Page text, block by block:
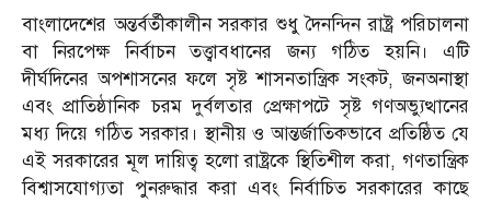
বাংলাদেশের অন্তর্বর্তীকালীন সরকার শুধু দৈনন্দিন রাষ্ট্র পরিচালনা
বা নিরপেক্ষ নির্বাচন তত্ত্বাবধানের জন্য গঠিত হয়নি। এটি
দীর্ঘদিনের অপশাসনের ফলে সৃষ্ট শাসনতান্ত্রিক সংকট, জনঅনাস্থা
এবং প্রাতিষ্ঠানিক চরম দুর্বলতার প্রেক্ষাপটে সৃষ্ট গণঅভ্যুত্থানের
মধ্য দিয়ে গঠিত সরকার। স্থানীয় ও আন্তর্জাতিকভাবে প্রতিষ্ঠিত যে
এই সরকারের মূল দায়িত্ব হলো রাষ্ট্রকে স্থিতিশীল করা, গণতান্ত্রিক
বিশ্বাসযোগ্যতা পুনরুদ্ধার করা এবং নির্বাচিত সরকারের কাছে